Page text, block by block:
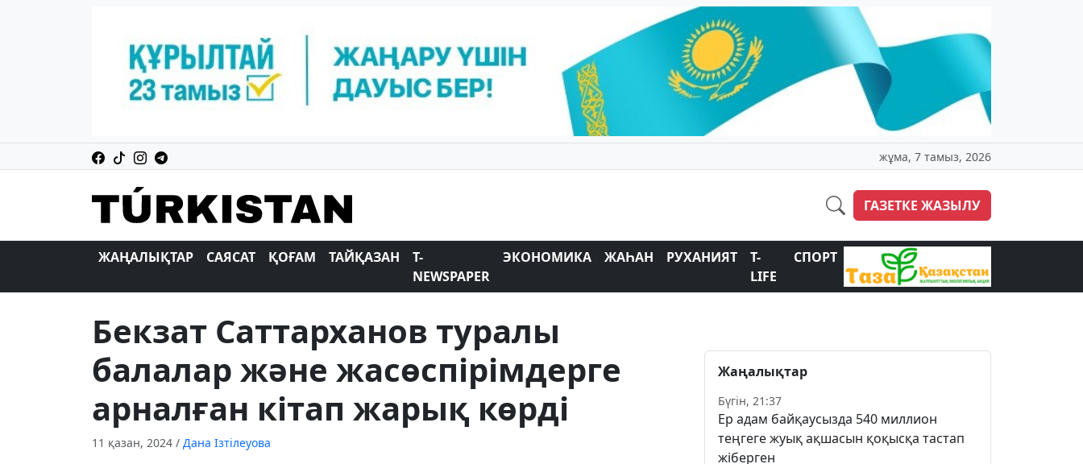
жұма, 7 тамыз, 2026
ГАЗЕТКЕ ЖАЗЫЛУ
ЖАҢАЛЫҚТАР САЯСАТ ҚОҒАМ ТАЙҚАЗАН
T-
NEWSPAPER
ЭКОНОМИКА ЖАҺАН РУХАНИЯТ
T-
LIFE
СПОРТ
Бекзат Саттарханов туралы
балалар және жасөспірімдерге
арналған кітап жарық көрді
11 қазан, 2024 / Дана Ізтілеуова
Жаңалықтар
Бүгін, 21:37
Ер адам байқаусызда 540 миллион
теңгеге жуық ақшасын қоқысқа тастап
жіберген